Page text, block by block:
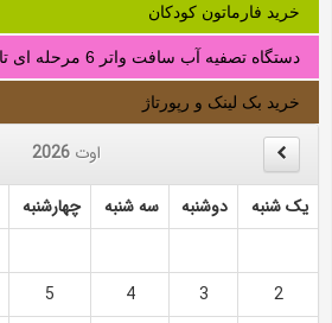
خرید فارماتون کودکان
دستگاه تصفیه آب سافت واتر 6 مرحله ای تایوانی
خرید بک لینک و رپورتاژ
اوت 2026
یک شنبه دوشنبه سه شنبه چهارشنبه
2
3
4
5